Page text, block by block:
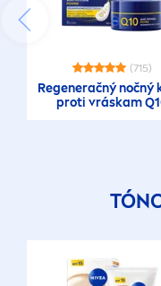
UV Face
VYBRANÉ FILTRE
(715)
Regeneračný nočný
proti vráskam